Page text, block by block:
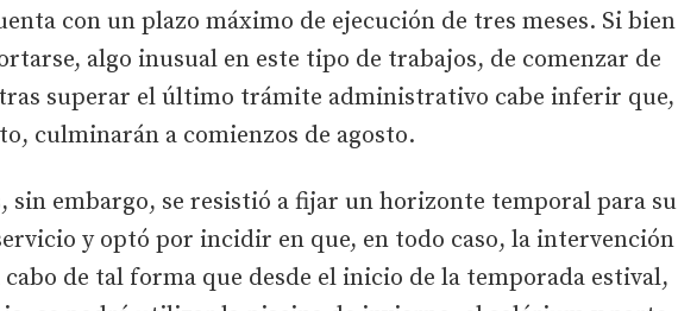
con un plazo máximo de ejecución de tres meses. Si bien
algo inusual en este tipo de trabajos, de comenzar de
superar el último trámite administrativo cabe inferir que,
culminarán a comienzos de agosto.
sin embargo, se resistió a fijar un horizonte temporal para su
y optó por incidir en que, en todo caso, la intervención
cabo de tal forma que desde el inicio de la temporada estival,